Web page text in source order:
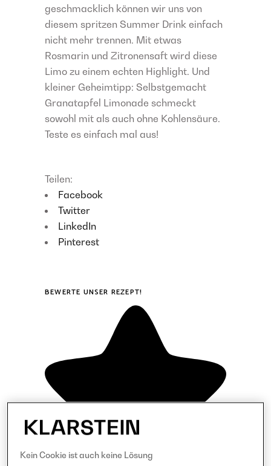
geschmacklich können wir uns von
diesem spritzen Summer Drink einfach
nicht mehr trennen. Mit etwas
Rosmarin und Zitronensaft wird diese
Limo zu einem echten Highlight. Und
kleiner Geheimtipp: Selbstgemacht
Granatapfel Limonade schmeckt
sowohl mit als auch ohne Kohlensäure.
Teste es einfach mal aus!
Teilen:
Facebook
Twitter
LinkedIn
Pinterest
BEWERTE UNSER REZEPT!
Kein Cookie ist auch keine Lösung